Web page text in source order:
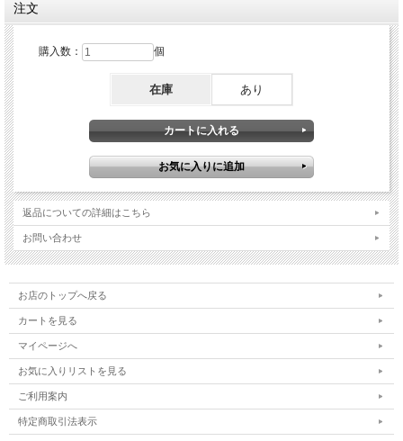
注文
購入数： 個
在庫 あり
返品についての詳細はこちら
お問い合わせ
お店のトップへ戻る
カートを見る
マイページへ
お気に入りリストを見る
ご利用案内
特定商取引法表示